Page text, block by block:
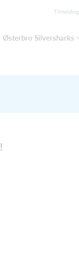
Tilmelding
Østerbro Silversharks
!